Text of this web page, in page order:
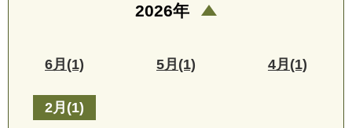
2026年
6月(1) 5月(1) 4月(1)
2月(1)